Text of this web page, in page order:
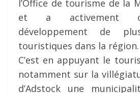
l’Office de tourisme de la
et a activement
développement de
touristiques dans la région.
C’est en appuyant le
notamment sur la
d’Adstock une